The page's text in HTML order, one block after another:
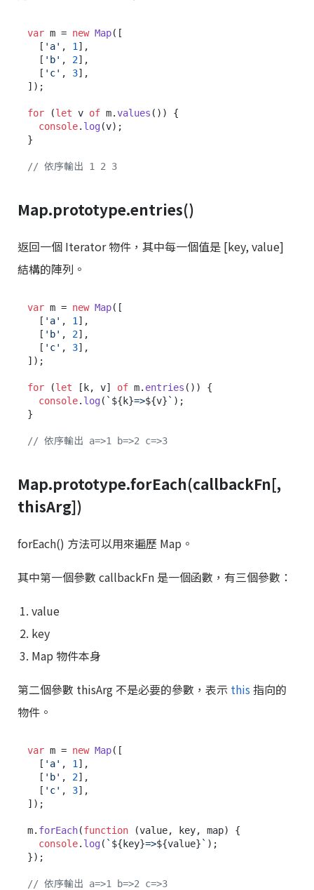
var m = new Map([
  [
'a' , 1],
  [
'b' , 2],
  [
'c' , 3],
]);
for (let v of m.values ()) {
console. log(v);
}
// 依序輸出 1 2 3
Map.prototype.entries()
返回一個 Iterator 物件，其中每一個值是 [key, value]
結構的陣列。
var m = new Map([
  [
'a' , 1 ],
  [
'b' , 2],
  [
'c' , 3],
]);
for (let [k, v] of m. entries ()) {
console. log( ` ${k}=>${v} ` );
}
// 依序輸出 a=>1 b=>2 c=>3
Map.prototype.forEach(callbackFn[,
thisArg])
forEach() 方法可以用來遍歷 Map。
其中第一個參數 callbackFn 是一個函數，有三個參數：
value
key
Map 物件本身
第二個參數 thisArg 不是必要的參數，表示 this 指向的
物件。
var m = new Map([
  [
'a' , 1 ],
  [
'b' , 2],
  [
'c' , 3],
]);
m. forEach(function (value, key, map) {
console. log( ` ${key}=>${value}` );
});
// 依序輸出 a=>1 b=>2 c=>3